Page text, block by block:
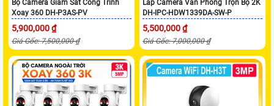
Bộ Camera Giám Sát Công Trình
Xoay 360 DH-P3AS-PV
5,900,000 ₫
Giá Gốc: 7,500,000 ₫
Lắp Camera Văn Phòng Trọn Bộ 2K
DH-IPC-HDW1339DA-SW-P
5,500,000 ₫
Giá Gốc: 7,000,000 ₫